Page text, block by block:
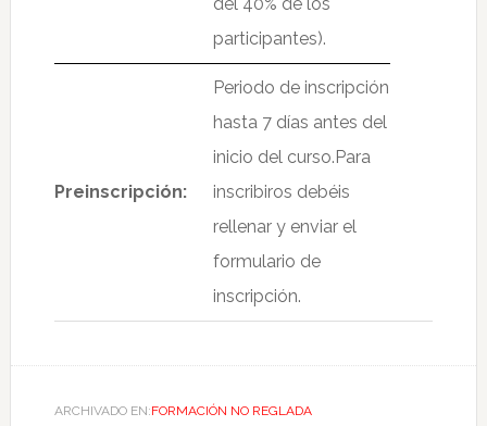
participantes).
Preinscripción:
Periodo de inscripción
hasta 7 días antes del
inicio del curso.Para
inscribiros debéis
rellenar y enviar el
formulario de
inscripción.
ARCHIVADO EN:FORMACIÓN NO REGLADA